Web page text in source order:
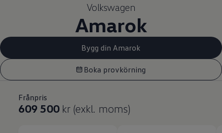
Volkswagen
Amarok
Bygg din Amarok
Boka provkörning
Frånpris
609 500 kr (exkl. moms)